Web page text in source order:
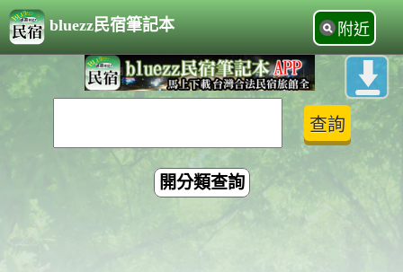
bluezz民宿筆記本 附近
開分類查詢